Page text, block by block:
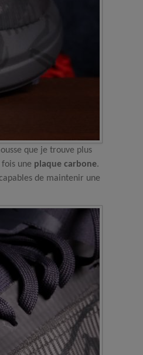
que je trouve plus
une plaque carbone.
de maintenir une